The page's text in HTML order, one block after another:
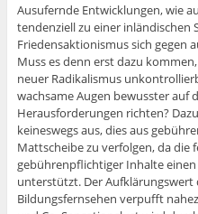
Ausufernde Entwicklungen, wie
tendenziell zu einer inländischen
Friedensaktionismus sich gegen
Muss es denn erst dazu
neuer Radikalismus
wachsame Augen bewusster auf
Herausforderungen richten?
keineswegs aus, dies aus
Mattscheibe zu verfolgen, da die
gebührenpflichtiger Inhalte
unterstützt. Der Aufklärungswert
Bildungsfernsehen verpufft